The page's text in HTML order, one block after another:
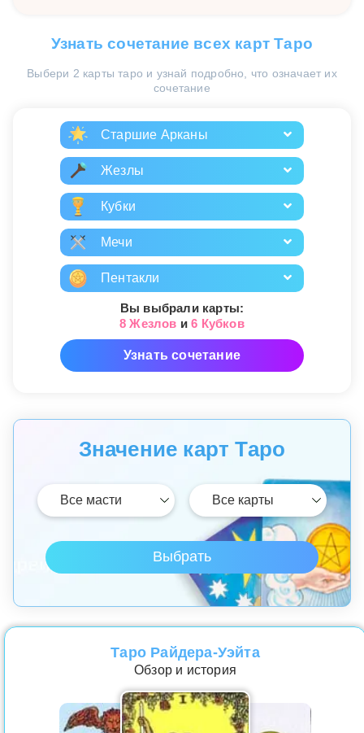
Узнать сочетание всех карт Таро
Выбери 2 карты таро и узнай подробно, что означает их
сочетание
Старшие Арканы
Жезлы
Кубки
Мечи
Пентакли
Вы выбрали карты:
8 Жезлов и6 Кубков
Узнать сочетание
Значение карт Таро
Таро Райдера-Уэйта
Обзор и история